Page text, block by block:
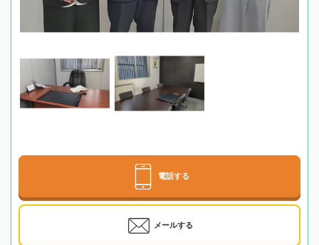
電話する
メールする